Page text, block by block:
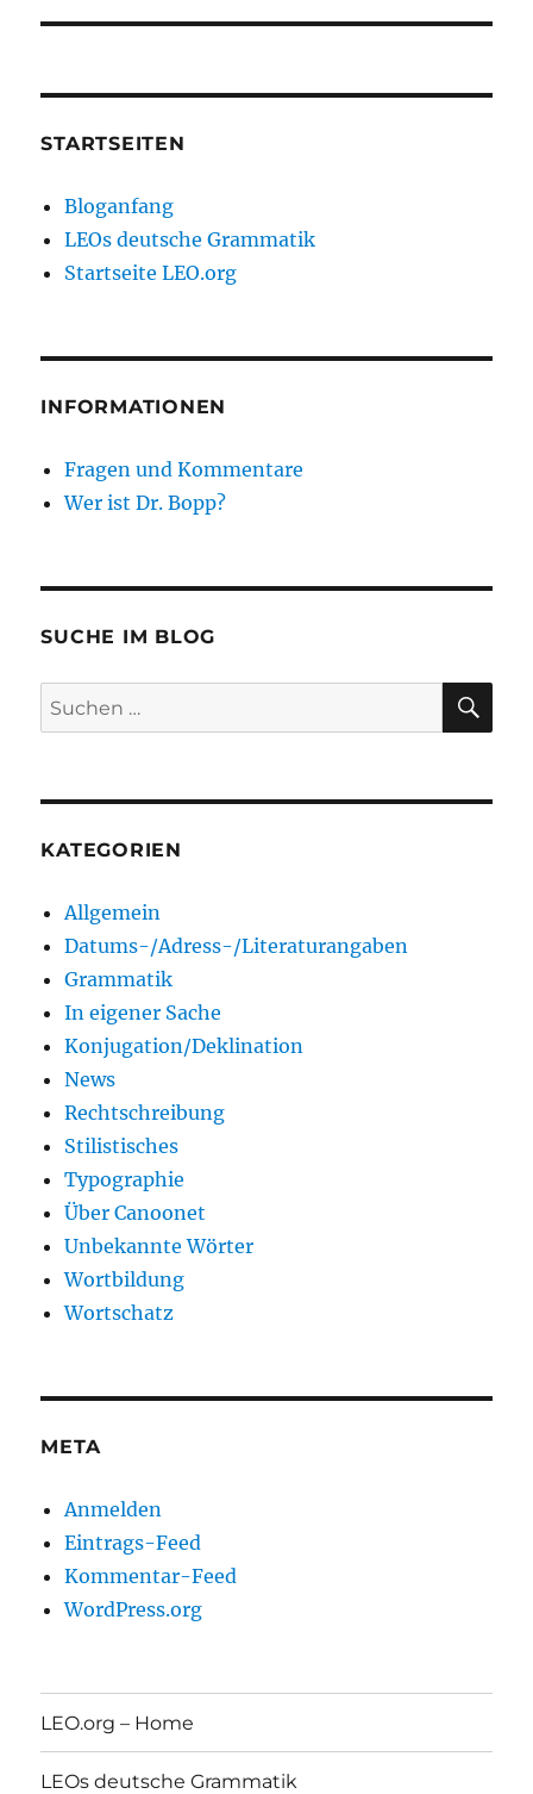
STARTSEITEN
Bloganfang
LEOs deutsche Grammatik
Startseite LEO.org
INFORMATIONEN
Fragen und Kommentare
Wer ist Dr. Bopp?
SUCHE IM BLOG
Suchen
nach:
KATEGORIEN
Allgemein
Datums-/Adress-/Literaturangaben
Grammatik
In eigener Sache
Konjugation/Deklination
News
Rechtschreibung
Stilistisches
Typographie
Über Canoonet
Unbekannte Wörter
Wortbildung
Wortschatz
META
Anmelden
Eintrags-Feed
Kommentar-Feed
WordPress.org
LEO.org – Home
LEOs deutsche Grammatik